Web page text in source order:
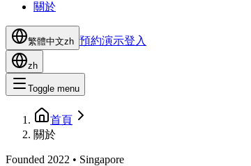
關於
繁體中文zh 預約演示登入
zh
Toggle menu
首頁
關於
Founded 2022 • Singapore